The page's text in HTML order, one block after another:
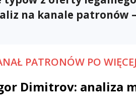
na kanale patronów
PATRONÓW PO
Dimitrov: analiza